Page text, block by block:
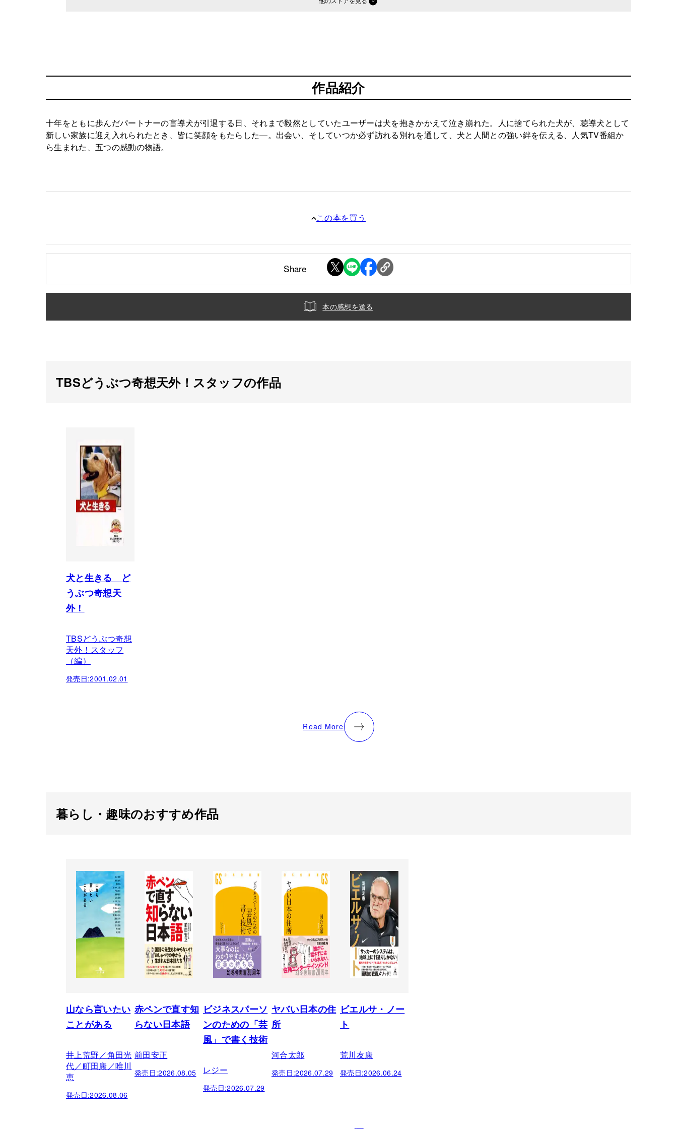
作品紹介
十年をともに歩んだパートナーの盲導犬が引退する日、それまで毅然としていたユーザーは犬を抱きかかえて泣き崩れた。人に捨てられた犬が、聴導犬として
新しい家族に迎え入れられたとき、皆に笑顔をもたらした―。出会い、そしていつか必ず訪れる別れを通して、犬と人間との強い絆を伝える、人気TV番組か
ら生まれた、五つの感動の物語。
この本を買う
Share
本の感想を送る
TBSどうぶつ奇想天外！スタッフの作品
犬と生きる ど
うぶつ奇想天
外！
TBSどうぶつ奇想
天外！スタッフ
（編）
発売日:2001.02.01
Read More
暮らし・趣味のおすすめ作品
山なら言いたい
ことがある
井上荒野／角田光
代／町田康／唯川
恵
発売日:2026.08.06
赤ペンで直す知
らない日本語
前田安正
発売日:2026.08.05
ビジネスパーソ
ンのための「芸
風」で書く技術
レジー
発売日:2026.07.29
ヤバい日本の住
所
河合太郎
発売日:2026.07.29
ビエルサ・ノー
ト
荒川友康
発売日:2026.06.24